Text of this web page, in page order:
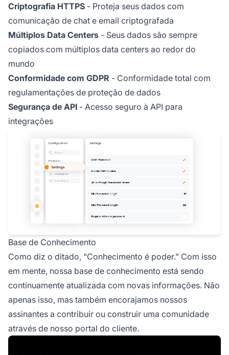
Criptografia HTTPS - Proteja seus dados com
comunicação de chat e email criptografada
Múltiplos Data Centers - Seus dados são sempre
copiados com múltiplos data centers ao redor do
mundo
Conformidade com GDPR - Conformidade total com
regulamentações de proteção de dados
Segurança de API - Acesso seguro à API para
integrações
Base de Conhecimento
Como diz o ditado, “Conhecimento é poder.” Com isso
em mente, nossa base de conhecimento está sendo
continuamente atualizada com novas informações. Não
apenas isso, mas também encorajamos nossos
assinantes a contribuir ou construir uma comunidade
através de nosso portal do cliente.